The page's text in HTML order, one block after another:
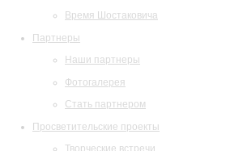
Время Шостаковича
Партнеры
Наши партнеры
Фотогалерея
Стать партнером
Просветительские проекты
Творческие встречи